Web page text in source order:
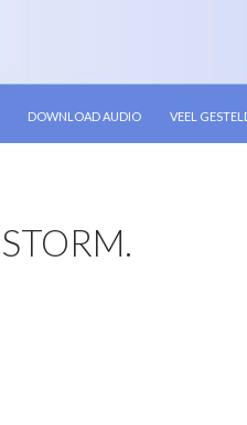
DOWNLOAD AUDIO VEEL